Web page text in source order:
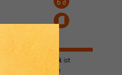
Heiner Flassbeck ist
Mitbegründer von